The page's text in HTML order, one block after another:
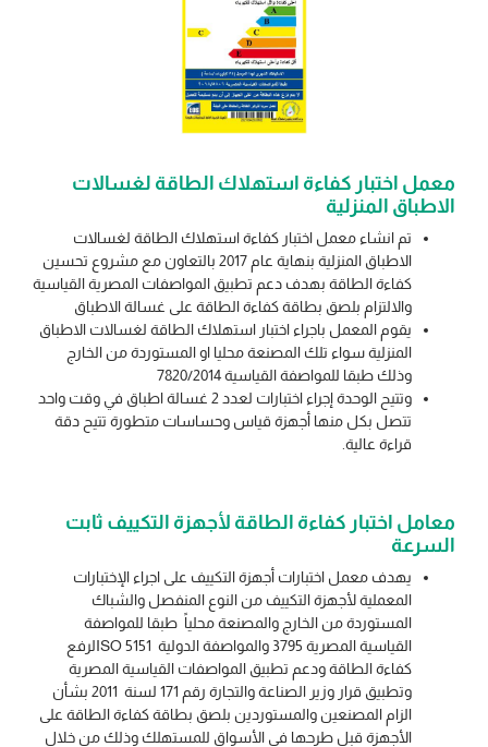
معمل اختبار كفاءة استهلاك الطاقة لغسالات
الاطباق المنزلية
تم انشاء معمل اختبار كفاءة استهلاك الطاقة لغسالات
الاطباق المنزلية بنهاية عام 2017 بالتعاون مع مشروع تحسين
كفاءة الطاقة بهدف دعم تطبيق المواصفات المصرية القياسية
والالتزام بلصق بطاقة كفاءة الطاقة على غسالة الاطباق
يقوم المعمل باجراء اختبار استهلاك الطاقة لغسالات الاطباق
المنزلية سواء تلك المصنعة محليا او المستوردة من الخارج
وذلك طبقا للمواصفة القياسية 7820/2014
وتتيح الوحدة إجراء اختبارات لعدد 2 غسالة اطباق في وقت واحد
تتصل بكل منها أجهزة قياس وحساسات متطورة تتيح دقة
قراءة عالية.
معامل اختبار كفاءة الطاقة لأجهزة التكييف ثابت
السرعة
يهدف معمل اختبارات أجهزة التكييف على اجراء الإختبارات
المعملية لأجهزة التكييف من النوع المنفصل والشباك
المستوردة من الخارج والمصنعة محلياً طبقا للمواصفة
القياسية المصرية 3795 والمواصفة الدولية ISO 5151لرفع
كفاءة الطاقة ودعم تطبيق المواصفات القياسية المصرية
وتطبيق قرار وزير الصناعة والتجارة رقم 171 لسنة 2011 بشأن
الزام المصنعين والمستوردين بلصق بطاقة كفاءة الطاقة على
الأجهزة قبل طرحها فى الأسواق للمستهلك وذلك من خلال